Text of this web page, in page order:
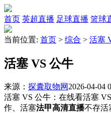
首页 英超直播 足球直播 篮球
当前位置: 首页 > 综合 > 活塞
活塞 VS 公牛
来源： 探囊取物网 2026-04-04
活塞 VS 公牛：在线看活塞
作、活塞法甲高清直播不存活